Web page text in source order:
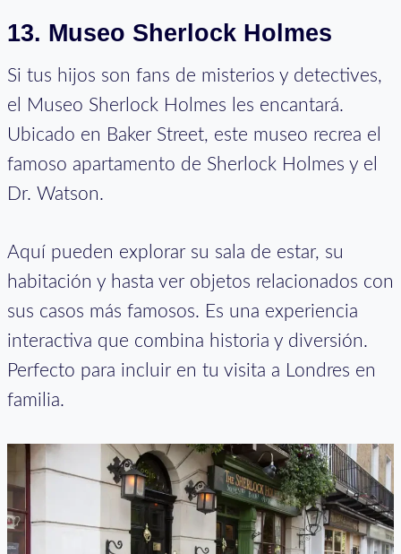
13. Museo Sherlock Holmes
Si tus hijos son fans de misterios y detectives,
el Museo Sherlock Holmes les encantará.
Ubicado en Baker Street, este museo recrea el
famoso apartamento de Sherlock Holmes y el
Dr. Watson.
Aquí pueden explorar su sala de estar, su
habitación y hasta ver objetos relacionados con
sus casos más famosos. Es una experiencia
interactiva que combina historia y diversión.
Perfecto para incluir en tu visita a Londres en
familia.